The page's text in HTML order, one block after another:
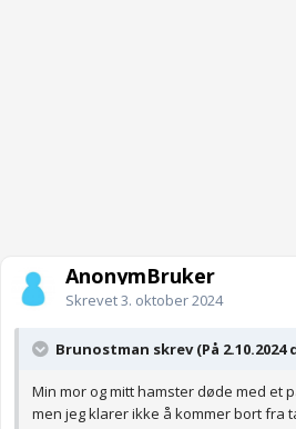
AnonymBruker
Skrevet3. oktober 2024
Brunostman skrev (På 2.10.2024
Min mor og mitt hamster døde med et
men jeg klarer ikke å kommer bort fra